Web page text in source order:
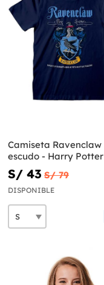
Camiseta Ravenclaw
escudo - Harry Potter
S/ 43 S/ 79
DISPONIBLE